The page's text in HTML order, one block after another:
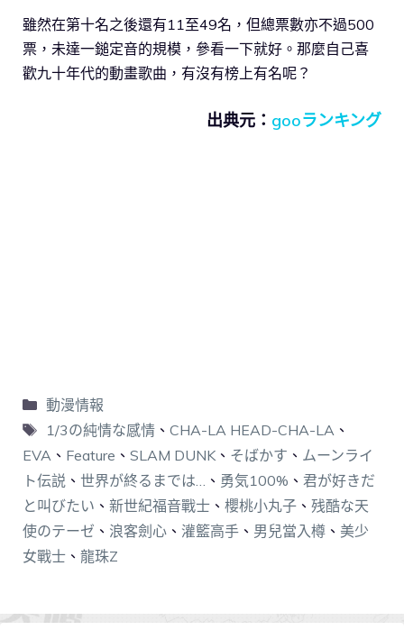
雖然在第十名之後還有11至49名，但總票數亦不過500
票，未達一鎚定音的規模，參看一下就好。那麼自己喜
歡九十年代的動畫歌曲，有沒有榜上有名呢？
出典元： gooランキング
動漫情報
1/3の純情な感情、 CHA-LA HEAD-CHA-LA 、
EVA 、 Feature 、 SLAM DUNK 、 そばかす 、 ムーンライ
ト伝説 、 世界が終るまでは… 、 勇気100% 、 君が好きだ
と叫びたい 、 新世紀福音戰士 、 櫻桃小丸子 、 残酷な天
使のテーゼ 、 浪客劍心 、 灌籃高手 、 男兒當入樽 、 美少
女戰士 、 龍珠Z